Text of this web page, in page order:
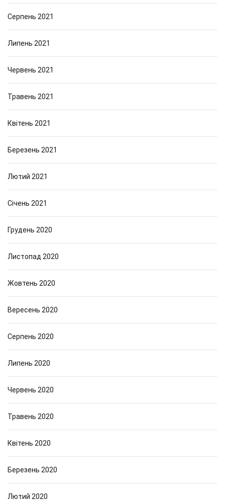
Серпень 2021
Липень 2021
Червень 2021
Травень 2021
Квітень 2021
Березень 2021
Лютий 2021
Січень 2021
Грудень 2020
Листопад 2020
Жовтень 2020
Вересень 2020
Серпень 2020
Липень 2020
Червень 2020
Травень 2020
Квітень 2020
Березень 2020
Лютий 2020